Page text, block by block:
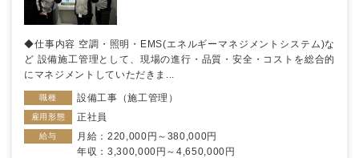
◆仕事内容 空調・照明・EMS(エネルギーマネジメントシステム)な
ど 設備施工管理として、現場の進行・品質・安全・コストを総合的
にマネジメントしていただきま...
職種 設備工事（施工管理）
雇用形態 正社員
給与
月給：220,000円～380,000円
年収：3,300,000円～4,650,000円